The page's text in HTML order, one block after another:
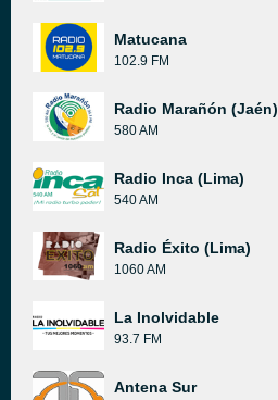
Matucana
102.9 FM
Radio Marañón (Jaén)
580 AM
Radio Inca (Lima)
540 AM
Radio Éxito (Lima)
1060 AM
La Inolvidable
93.7 FM
Antena Sur